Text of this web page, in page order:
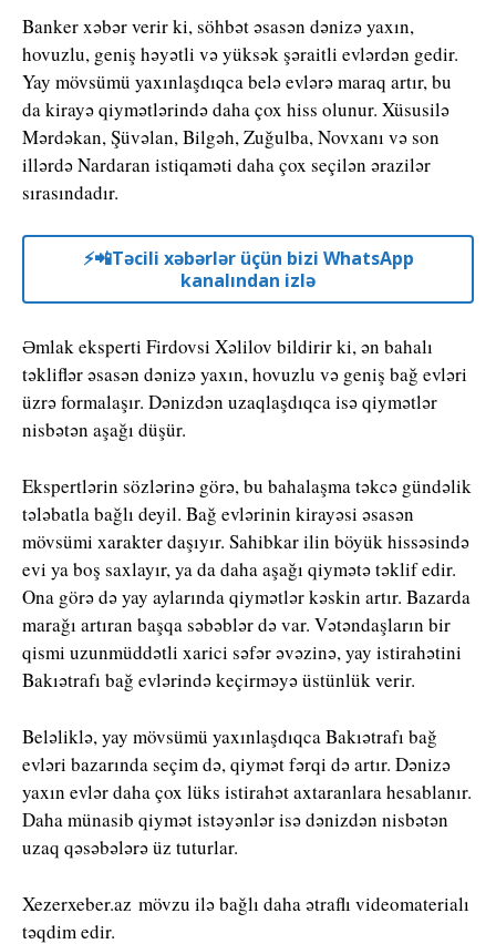
Banker xəbər verir ki, söhbət əsasən dənizə yaxın,
hovuzlu, geniş həyətli və yüksək şəraitli evlərdən gedir.
Yay mövsümü yaxınlaşdıqca belə evlərə maraq artır, bu
da kirayə qiymətlərində daha çox hiss olunur. Xüsusilə
Mərdəkan, Şüvəlan, Bilgəh, Zuğulba, Novxanı və son
illərdə Nardaran istiqaməti daha çox seçilən ərazilər
sırasındadır.
⚡️📲Təcili xəbərlər üçün bizi WhatsApp
kanalından izlə
Əmlak eksperti Firdovsi Xəlilov bildirir ki, ən bahalı
təkliflər əsasən dənizə yaxın, hovuzlu və geniş bağ evləri
üzrə formalaşır. Dənizdən uzaqlaşdıqca isə qiymətlər
nisbətən aşağı düşür.
Ekspertlərin sözlərinə görə, bu bahalaşma təkcə gündəlik
tələbatla bağlı deyil. Bağ evlərinin kirayəsi əsasən
mövsümi xarakter daşıyır. Sahibkar ilin böyük hissəsində
evi ya boş saxlayır, ya da daha aşağı qiymətə təklif edir.
Ona görə də yay aylarında qiymətlər kəskin artır. Bazarda
marağı artıran başqa səbəblər də var. Vətəndaşların bir
qismi uzunmüddətli xarici səfər əvəzinə, yay istirahətini
Bakıətrafı bağ evlərində keçirməyə üstünlük verir.
Beləliklə, yay mövsümü yaxınlaşdıqca Bakıətrafı bağ
evləri bazarında seçim də, qiymət fərqi də artır. Dənizə
yaxın evlər daha çox lüks istirahət axtaranlara hesablanır.
Daha münasib qiymət istəyənlər isə dənizdən nisbətən
uzaq qəsəbələrə üz tuturlar.
Xezerxeber.az mövzu ilə bağlı daha ətraflı videomaterialı
təqdim edir.